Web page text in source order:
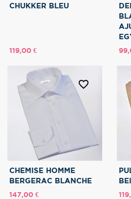
CHUKKER BLEU
Prix
119,00 € Prix
CHEMISE HOMME
BERGERAC BLANCHE
favorite_border
Prix
147,00 € Prix